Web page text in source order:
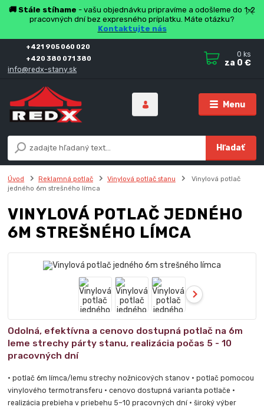
🚚 Stále stíhame - vašu objednávku pripravíme a odošleme do 1-2
pracovných dní bez expresného príplatku. Máte otázku?
Kontaktujte nás
Menu
Hľadať
+421 905 060 020
+420 380 071 380
info@redx-stany.sk
0 ks
za 0 €
Úvod Reklamná potlač Vinylová potlač stanu
Vinylová potlač
jedného 6m strešného límca
VINYLOVÁ POTLAČ JEDNÉHO
6M STREŠNÉHO LÍMCA
Odolná, efektívna a cenovo dostupná potlač na 6m
leme strechy párty stanu, realizácia počas 5 - 10
pracovných dní
• potlač 6m límca/lemu strechy nožnicových stanov • potlač pomocou
vinylového termotransferu • cenovo dostupná varianta potlače •
realizácia prebieha v priebehu 5–10 pracovných dní • široký výber